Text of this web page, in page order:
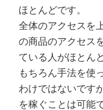
ほとんどです。
全体のアクセスを
の商品のアクセス
ている人がほとん
もちろん手法を使
わけではないです
を稼ぐことは可能